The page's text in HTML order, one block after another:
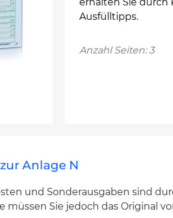
Ausfülltipps.
Anzahl Seiten: 3
Anlage N
und Sonderausgaben sind
müssen Sie jedoch das Original